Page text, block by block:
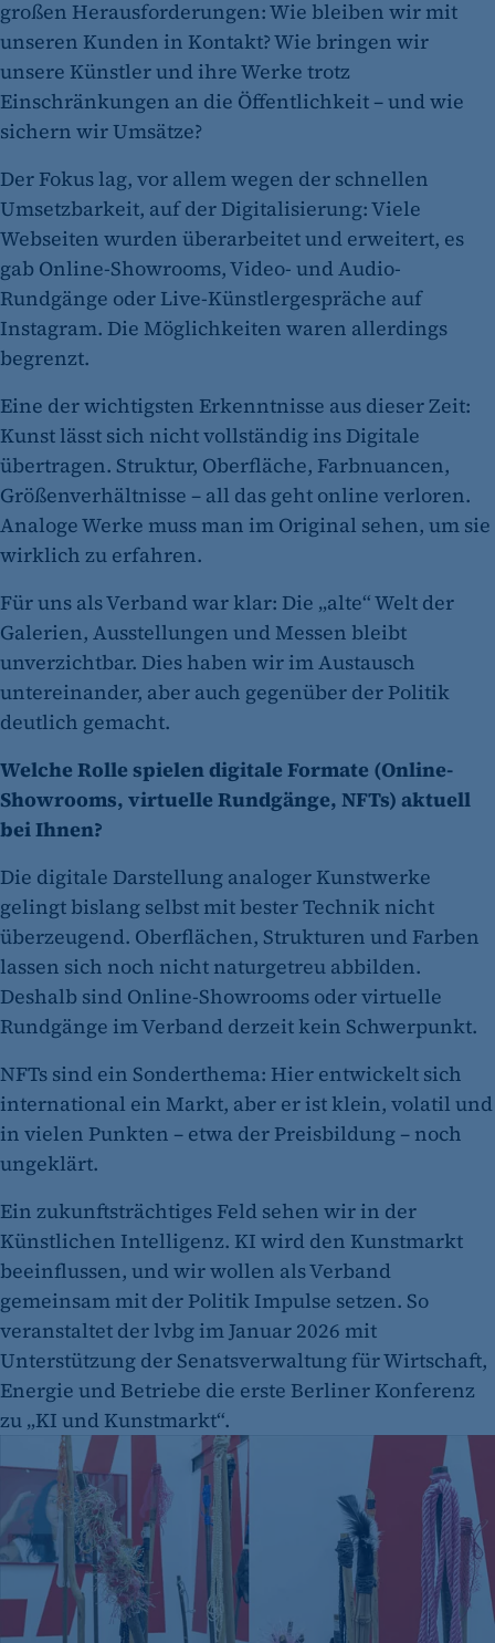
großen Herausforderungen: Wie bleiben wir mit
unseren Kunden in Kontakt? Wie bringen wir
unsere Künstler und ihre Werke trotz
Einschränkungen an die Öffentlichkeit – und wie
sichern wir Umsätze?
Der Fokus lag, vor allem wegen der schnellen
Umsetzbarkeit, auf der Digitalisierung: Viele
Webseiten wurden überarbeitet und erweitert, es
gab Online-Showrooms, Video- und Audio-
Rundgänge oder Live-Künstlergespräche auf
Instagram. Die Möglichkeiten waren allerdings
begrenzt.
Eine der wichtigsten Erkenntnisse aus dieser Zeit:
Kunst lässt sich nicht vollständig ins Digitale
übertragen. Struktur, Oberfläche, Farbnuancen,
Größenverhältnisse – all das geht online verloren.
Analoge Werke muss man im Original sehen, um sie
wirklich zu erfahren.
Für uns als Verband war klar: Die „alte“ Welt der
Galerien, Ausstellungen und Messen bleibt
unverzichtbar. Dies haben wir im Austausch
untereinander, aber auch gegenüber der Politik
deutlich gemacht.
Welche Rolle spielen digitale Formate (Online-
Showrooms, virtuelle Rundgänge, NFTs) aktuell
bei Ihnen?
Die digitale Darstellung analoger Kunstwerke
gelingt bislang selbst mit bester Technik nicht
überzeugend. Oberflächen, Strukturen und Farben
lassen sich noch nicht naturgetreu abbilden.
Deshalb sind Online-Showrooms oder virtuelle
Rundgänge im Verband derzeit kein Schwerpunkt.
NFTs sind ein Sonderthema: Hier entwickelt sich
international ein Markt, aber er ist klein, volatil und
in vielen Punkten – etwa der Preisbildung – noch
ungeklärt.
Ein zukunftsträchtiges Feld sehen wir in der
Künstlichen Intelligenz. KI wird den Kunstmarkt
beeinflussen, und wir wollen als Verband
gemeinsam mit der Politik Impulse setzen. So
veranstaltet der lvbg im Januar 2026 mit
Unterstützung der Senatsverwaltung für Wirtschaft,
Energie und Betriebe die erste Berliner Konferenz
zu „KI und Kunstmarkt“.